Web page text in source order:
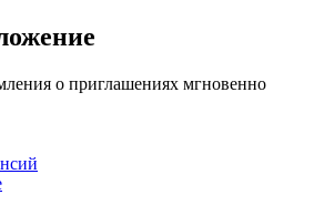
о приглашениях мгновенно